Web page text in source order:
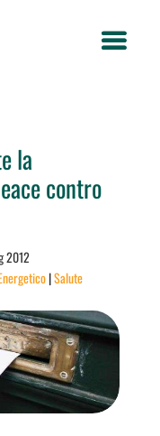
la
contro
2012
|Salute